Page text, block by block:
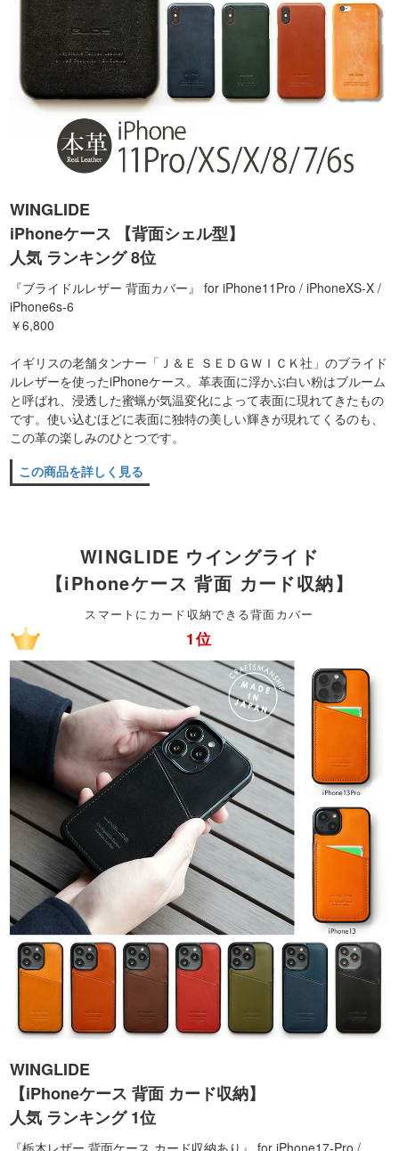
WINGLIDE
iPhoneケース 【背面シェル型】
人気 ランキング 8位
『ブライドルレザー 背面カバー』 for iPhone11Pro / iPhoneXS-X /
iPhone6s-6
￥6,800
イギリスの老舗タンナー「Ｊ＆Ｅ ＳＥＤＧＷＩＣＫ社」のブライド
ルレザーを使ったiPhoneケース。革表面に浮かぶ白い粉はブルーム
と呼ばれ、浸透した蜜蝋が気温変化によって表面に現れてきたもの
です。使い込むほどに表面に独特の美しい輝きが現れてくるのも、
この革の楽しみのひとつです。
この商品を詳しく見る
WINGLIDE ウイングライド
【iPhoneケース 背面 カード収納】
スマートにカード収納できる背面カバー
1位
WINGLIDE
【iPhoneケース 背面 カード収納】
人気 ランキング 1位